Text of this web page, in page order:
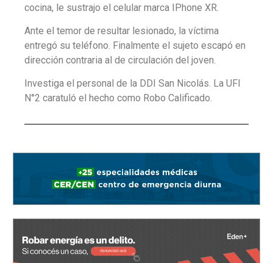
cocina, le sustrajo el celular marca IPhone XR.
Ante el temor de resultar lesionado, la víctima
entregó su teléfono. Finalmente el sujeto escapó en
dirección contraria al de circulación del joven.
Investiga el personal de la DDI San Nicolás. La UFI
N°2 caratuló el hecho como Robo Calificado.